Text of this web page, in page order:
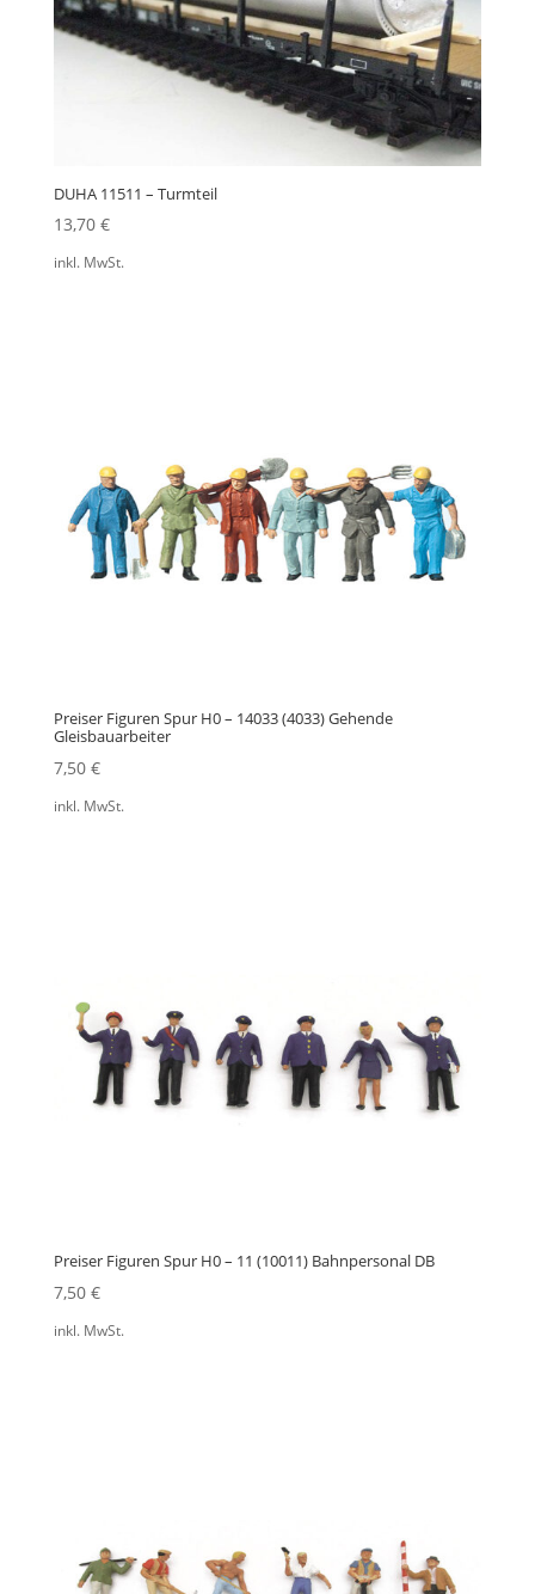
DUHA 11511 – Turmteil
13,70 €
inkl. MwSt.
Preiser Figuren Spur H0 – 14033 (4033) Gehende
Gleisbauarbeiter
7,50 €
inkl. MwSt.
Preiser Figuren Spur H0 – 11 (10011) Bahnpersonal DB
7,50 €
inkl. MwSt.